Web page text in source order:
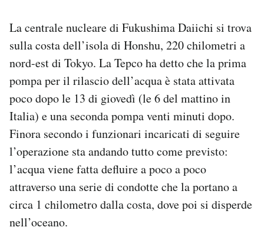
La centrale nucleare di Fukushima Daiichi si trova
sulla costa dell’isola di Honshu, 220 chilometri a
nord-est di Tokyo. La Tepco ha detto che la prima
pompa per il rilascio dell’acqua è stata attivata
poco dopo le 13 di giovedì (le 6 del mattino in
Italia) e una seconda pompa venti minuti dopo.
Finora secondo i funzionari incaricati di seguire
l’operazione sta andando tutto come previsto:
l’acqua viene fatta defluire a poco a poco
attraverso una serie di condotte che la portano a
circa 1 chilometro dalla costa, dove poi si disperde
nell’oceano.